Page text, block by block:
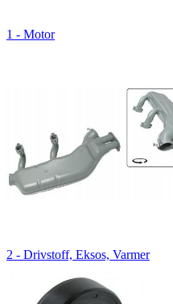
1 - Motor
2 - Drivstoff, Eksos, Varmer